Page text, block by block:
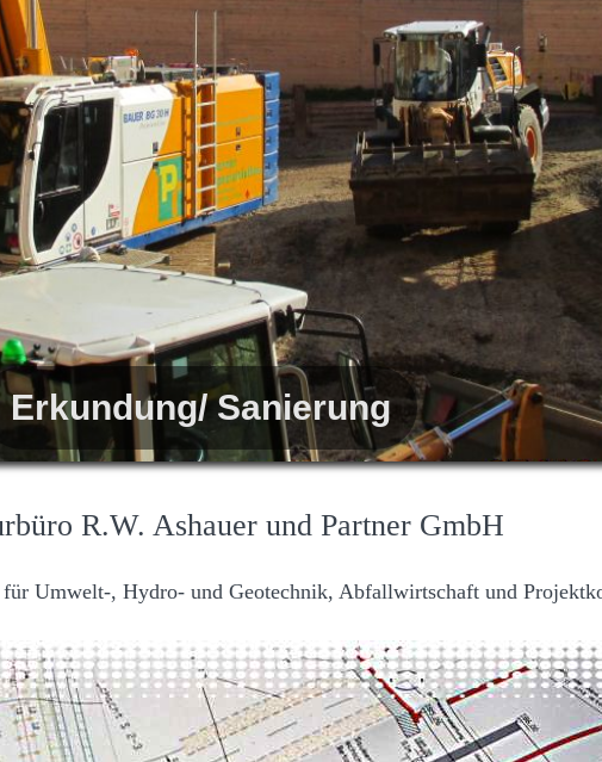
Erkundung/ Sanierung
R.W. Ashauer und Partner GmbH
für Umwelt-, Hydro- und Geotechnik, Abfallwirtschaft und